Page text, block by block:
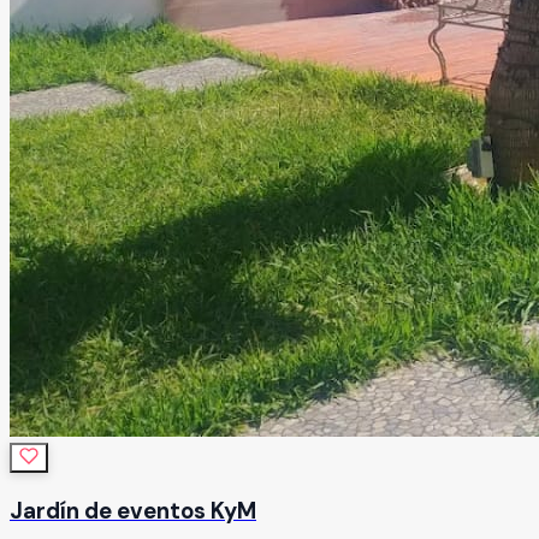
Jardín de eventos KyM